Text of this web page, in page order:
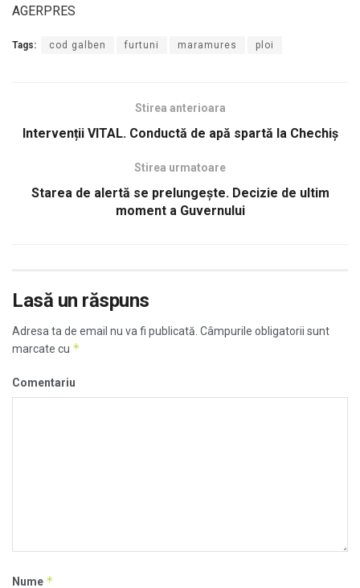
AGERPRES
Tags: cod galben furtuni maramures ploi
Stirea anterioara
Intervenții VITAL. Conductă de apă spartă la Chechiș
Stirea urmatoare
Starea de alertă se prelungește. Decizie de ultim
moment a Guvernului
Lasă un răspuns
Adresa ta de email nu va fi publicată. Câmpurile obligatorii sunt
marcate cu *
Comentariu
Nume *